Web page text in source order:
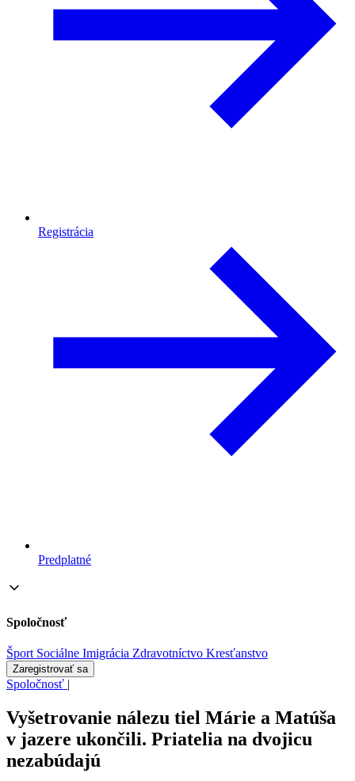
Registrácia
Predplatné
Spoločnosť
Šport Sociálne Imigrácia Zdravotníctvo Kresťanstvo
Zaregistrovať sa
Spoločnosť |
Vyšetrovanie nálezu tiel Márie a Matúša
v jazere ukončili. Priatelia na dvojicu
nezabúdajú